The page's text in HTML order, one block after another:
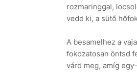
rozmaringgal,
vedd ki, a sütő
A besamelhez a
fokozatosan öntsd
várd meg, amíg